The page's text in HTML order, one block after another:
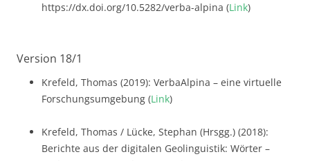
https://dx.doi.org/10.5282/verba-alpina (Link)
Version 18/1
Krefeld, Thomas (2019): VerbaAlpina – eine virtuelle
Forschungsumgebung (Link)
Krefeld, Thomas / Lücke, Stephan (Hrsgg.) (2018):
Berichte aus der digitalen Geolinguistik: Wörter –